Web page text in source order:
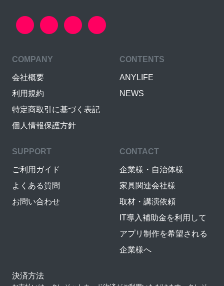
COMPANY
会社概要
利用規約
特定商取引に基づく表記
個人情報保護方針
CONTENTS
ANYLIFE
NEWS
SUPPORT
ご利用ガイド
よくある質問
お問い合わせ
CONTACT
企業様・自治体様
家具関連会社様
取材・講演依頼
IT導入補助金を利用して
アプリ制作を希望される
企業様へ
決済方法